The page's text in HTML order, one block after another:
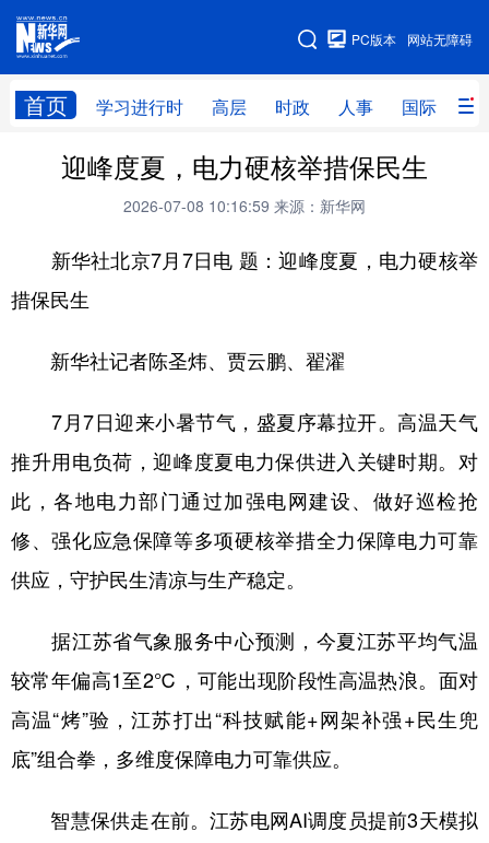
网站无障碍
PC版本
首页 学习进行时 高层 时政 人事 国际 财
网站地图
学习进行时 高层 时政 人事
财经 网评
台湾 思客智库 全球连线 教育
科技
文化 书画 健康
中央文件 金融 汽车
学术中国 乡村振兴 银龄 溯源中国
城市 旅游
公益 一带一路 亚太网 上市公司
文化产业
迎峰度夏，电力硬核举措保民生
2026-07-08 10:16:59 来源：新华网
新华社北京7月7日电 题：迎峰度夏，电力硬核举
措保民生
新华社记者陈圣炜、贾云鹏、翟濯
7月7日迎来小暑节气，盛夏序幕拉开。高温天气
推升用电负荷，迎峰度夏电力保供进入关键时期。对
此，各地电力部门通过加强电网建设、做好巡检抢
修、强化应急保障等多项硬核举措全力保障电力可靠
供应，守护民生清凉与生产稳定。
据江苏省气象服务中心预测，今夏江苏平均气温
较常年偏高1至2℃，可能出现阶段性高温热浪。面对
高温“烤”验，江苏打出“科技赋能+网架补强+民生兜
底”组合拳，多维度保障电力可靠供应。
智慧保供走在前。江苏电网AI调度员提前3天模拟